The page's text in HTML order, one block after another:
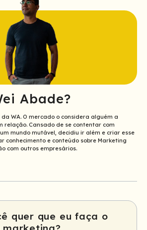
Abade?
da WA. O mercado o considera alguém a
relação. Cansado de se contentar com
mundo mutável, decidiu ir além e criar esse
conhecimento e conteúdo sobre Marketing
com outros empresários.
quer que eu faça o